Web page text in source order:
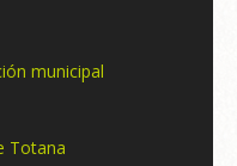
municipal
Totana